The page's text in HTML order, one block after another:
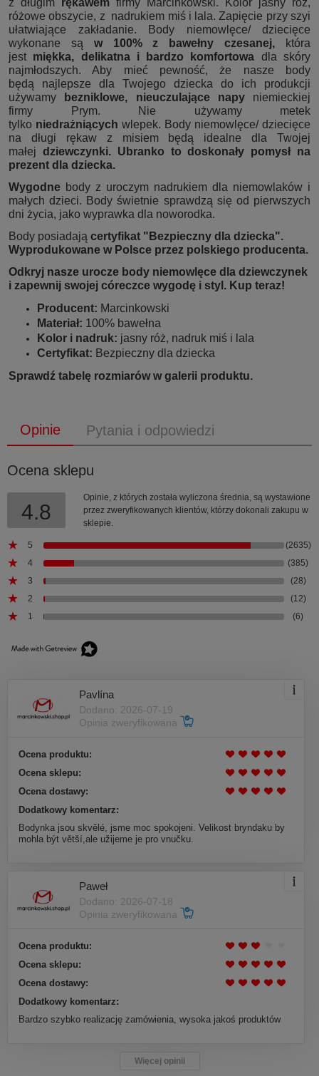
różowe obszycie, z nadrukiem miś i lala. Zapięcie przy szyi
ułatwiające zakładanie. Body niemowlęce/ dziecięce
wykonane są w 100% z bawełny czesanej,
która
jest miękka, delikatna i bardzo komfortowa dla skóry
najmłodszych. Aby mieć pewność, że nasze body
będą najlepsze dla Twojego dziecka do ich produkcji
używamy
bezniklowe, nieuczulające napyniemieckiej
firmy Prym. Nie używamy metek
tylko niedrażniących wlepek. Body niemowlęce/ dziecięce
na długi rękaw z misiem będą idealne dla Twojej
małej dziewczynki. Ubranko to doskonały pomysł na
prezent dla dziecka.
Wygodne body z uroczym nadrukiem dla niemowlaków i
małych dzieci. Body świetnie sprawdzą się od pierwszych
dni życia, jako wyprawka dla noworodka.
Body posiadają certyfikat "Bezpieczny dla dziecka".
Wyprodukowane w Polsce przez polskiego producenta.
Odkryj nasze urocze body niemowlęce dla dziewczynek
i zapewnij swojej córeczce wygodę i styl. Kup teraz!
Producent: Marcinkowski
Materiał: 100% bawełna
Kolor i nadruk: jasny róż, nadruk miś i lala
Certyfikat: Bezpieczny dla dziecka
Sprawdź tabelę rozmiarów w galerii produktu.
Opinie Pytania i odpowiedzi
Ocena sklepu
4.8
Opinie, z których została wyliczona średnia, są wystawione
przez zweryfikowanych klientów, którzy dokonali zakupu w
sklepie.
5
(2635)
4
(385)
3
(28)
2
(12)
1
(6)
Pavlína
Dodano: 2026-07-19
Opinia zweryfikowana
Ocena produktu:
Ocena sklepu:
Ocena dostawy:
Dodatkowy komentarz:
Bodynka jsou skvělé, jsme moc spokojeni. Velikost bryndaku by
mohla být větší,ale užijeme je pro vnučku.
Paweł
Dodano: 2026-07-18
Opinia zweryfikowana
Ocena produktu:
Ocena sklepu:
Ocena dostawy:
Dodatkowy komentarz:
Bardzo szybko realizację zamówienia, wysoka jakoś produktów
Więcej opinii